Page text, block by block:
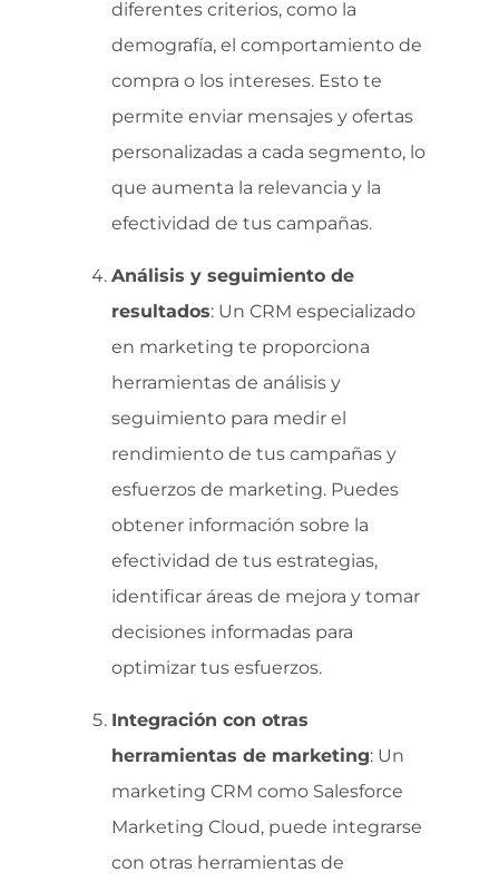
diferentes criterios, como la
demografía, el comportamiento de
compra o los intereses. Esto te
permite enviar mensajes y ofertas
personalizadas a cada segmento, lo
que aumenta la relevancia y la
efectividad de tus campañas.
Análisis y seguimiento de
resultados: Un CRM especializado
en marketing te proporciona
herramientas de análisis y
seguimiento para medir el
rendimiento de tus campañas y
esfuerzos de marketing. Puedes
obtener información sobre la
efectividad de tus estrategias,
identificar áreas de mejora y tomar
decisiones informadas para
optimizar tus esfuerzos.
Integración con otras
herramientas de marketing: Un
marketing CRM como Salesforce
Marketing Cloud, puede integrarse
con otras herramientas de